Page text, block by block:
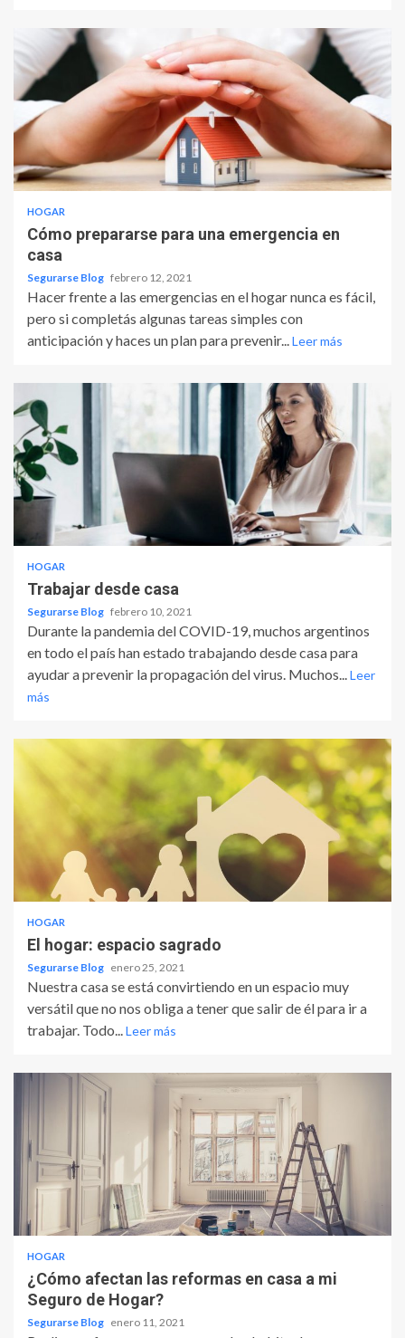
HOGAR
Cómo prepararse para una emergencia en
casa
Segurarse Blog febrero 12, 2021
Hacer frente a las emergencias en el hogar nunca es fácil,
pero si completás algunas tareas simples con
anticipación y haces un plan para prevenir...Leer más
HOGAR
Trabajar desde casa
Segurarse Blog febrero 10, 2021
Durante la pandemia del COVID-19, muchos argentinos
en todo el país han estado trabajando desde casa para
ayudar a prevenir la propagación del virus. Muchos...Leer
más
HOGAR
El hogar: espacio sagrado
Segurarse Blog enero 25, 2021
Nuestra casa se está convirtiendo en un espacio muy
versátil que no nos obliga a tener que salir de él para ir a
trabajar. Todo...Leer más
HOGAR
¿Cómo afectan las reformas en casa a mi
Seguro de Hogar?
Segurarse Blog enero 11, 2021